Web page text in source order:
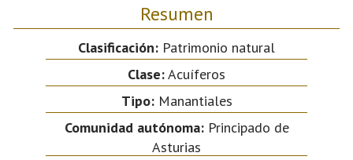
Resumen
Clasificación: Patrimonio natural
Clase:Acuíferos
Tipo:Manantiales
Comunidad autónoma:Principado de
Asturias